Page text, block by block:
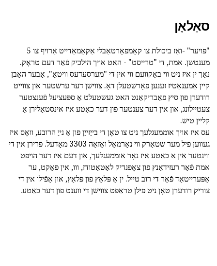
סאַלאָן
"פּויער" -ואַז ביכולת צו קאָמפאָרטאַבלי אַקאַמאַדייט אַרויף צו 5
מענטשן. אמת, די "טרייסט" - האט אויך הילכיק פֿאַר דעם טראָק.
נאָך ין איז ניט ווי באַקוועם ווי אין די "מערסעדעס וויטאָ", אָבער האָבן
קיין אַמענאַטיז זענען פאָרשטעלן דאָ. צווישן דער ערשטער און צווייט
רודערן פון סיץ פאַבריקאַנט האט געשטעלט אַ ספּעציעל פֿענצטער
צעטיילונג, און אין דער צענטער פון דער כאַטע איז אינסטאַלירן אַ
קליין טיש.
עס איז אויך אוממעגלעך ניט צו טאָן די בייַזייַן פון אַ נייַ הרובע, וואָס איז
געווען פיל מער שטאַרק ווי נאָרמאַל ואַזאַה 3303 מאָדעל. פרירן אין די
ווינטער אין אַ כאַטע איז נאָר אוממעגלעך, און דעם איז דער הויפּט
אמת פֿאַר רעזידאַנץ פון צאָפנדיק לאַטאַטודז, ווו, אין פאַקט, ער
אַפּערייטאַד פֿאַר די רובֿ טייל. ין אַ פּלאַץ פון פּלאַץ, און אַפֿילו אין די
צוריק רודערן טאָן ניט פילן טראַפּט צווישן די ווענט פון דער כאַטע.